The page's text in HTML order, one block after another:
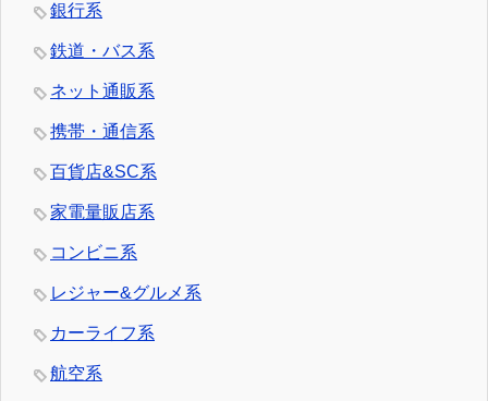
銀行系
鉄道・バス系
ネット通販系
携帯・通信系
百貨店&SC系
家電量販店系
コンビニ系
レジャー&グルメ系
カーライフ系
航空系